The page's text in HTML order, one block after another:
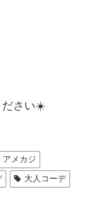
ださい☀️
アメカジ
大人コーデ